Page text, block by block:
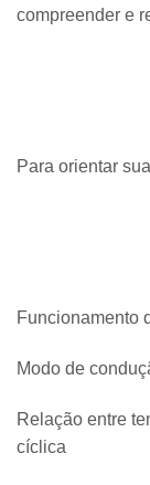
compreender e
Para orientar
Funcionamento
Modo de
Relação entre
cíclica